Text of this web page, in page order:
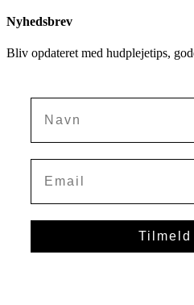
Nyhedsbrev
Bliv opdateret med hudplejetips,
Tilmeld